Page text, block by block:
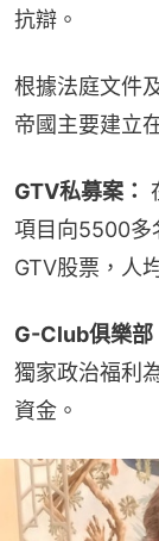
抗辯。
根據法庭文件
帝國主要建立
GTV私募案：
項目向5500多
GTV股票，人
G-Club俱樂部
獨家政治福利
資金。